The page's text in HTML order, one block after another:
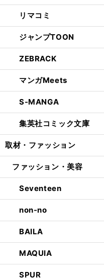
リマコミ
ジャンプTOON
ZEBRACK
マンガMeets
S-MANGA
集英社コミック文庫
取材・ファッション
ファッション・美容
Seventeen
non-no
BAILA
MAQUIA
SPUR